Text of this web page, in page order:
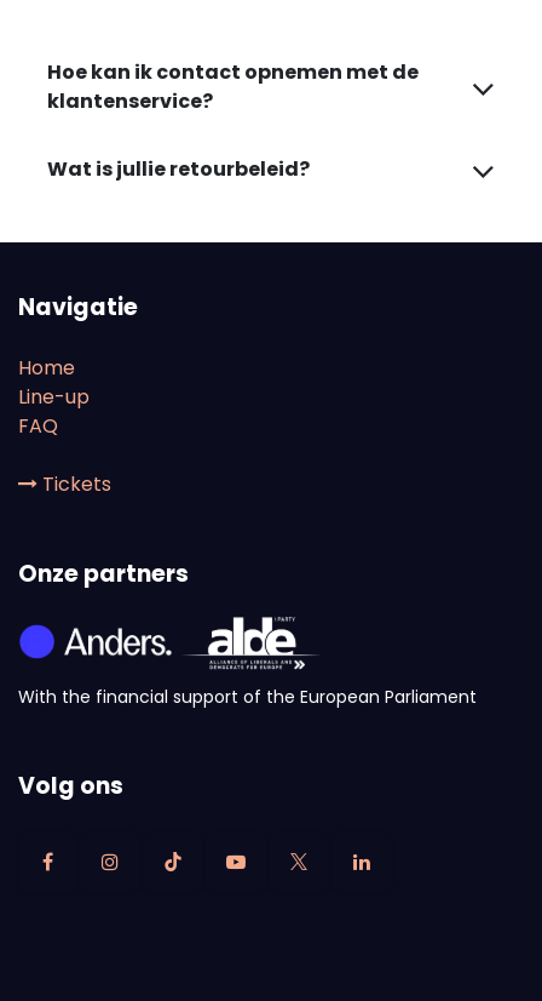
Hoe kan ik contact opnemen met de
klantenservice?
Wat is jullie retourbeleid?
Navigatie
Home
Line-up
FAQ
Tickets
Onze partners
With the financial support of the European Parliament
Volg ons